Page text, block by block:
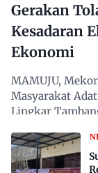
Gerakan
Kesadaran
Ekonomi
MAMUJU,
Masyarakat
Lingkar